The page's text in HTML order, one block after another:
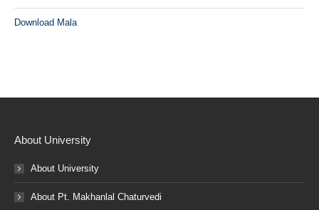
Download Mala
About University
About University
About Pt. Makhanlal Chaturvedi